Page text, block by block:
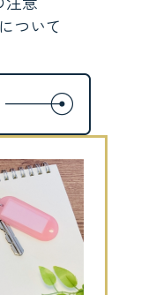
ついて